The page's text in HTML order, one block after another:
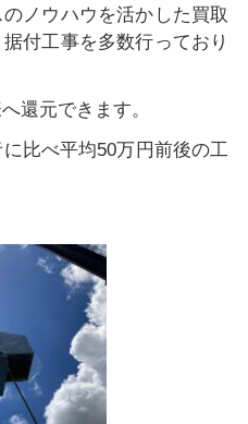
ノウハウを活かした買取
付工事を多数行っており
還元できます。
比べ平均50万円前後の工